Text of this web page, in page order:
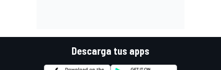
Descarga tus apps